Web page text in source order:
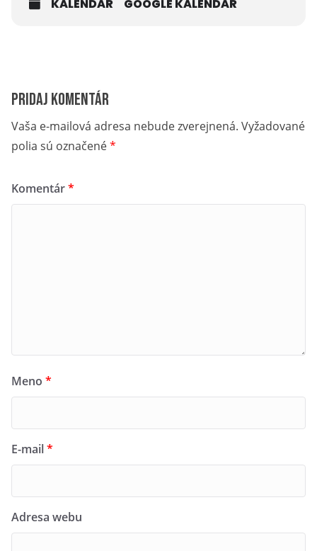
KALENDÁR GOOGLE KALENDÁR
Pridaj komentár
Vaša e-mailová adresa nebude zverejnená. Vyžadované
polia sú označené*
Komentár*
Meno *
E-mail*
Adresa webu